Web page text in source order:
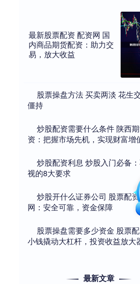
最新股票配资 配资网 国
内商品期货配资：助力交
易，放大收益
股票操盘方法 买卖两淡 花生
僵持
炒股配资需要什么条件 陕西
资：把握市场先机，实现财富增
炒股配资利息 炒股入门必备
视的8大要求
炒股开什么证券公司 股票配
网：安全可靠，资金保障
股票操盘需要多少资金 股票
小钱撬动大杠杆，投资收益放大
最新文章